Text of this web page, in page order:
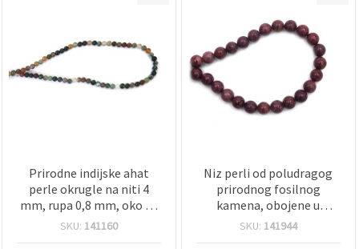
Prirodne indijske ahat
perle okrugle na niti 4
mm, rupa 0,8 mm, oko 92
kom (assorted/mix)
SKU: 141160
Niz perli od poludragog
prirodnog fosilnog
kamena, obojene u
ljubičasto, okrugle, 10
SKU: 141944